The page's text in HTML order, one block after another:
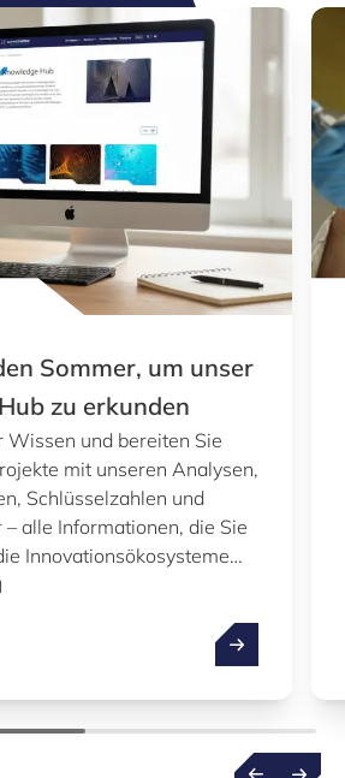
Sommer, um unser
zu erkunden
Wissen und bereiten Sie
mit unseren Analysen,
Schlüsselzahlen und
alle Informationen, die Sie
Innovationsökosysteme
zu verstehen.
Nutzen Sie